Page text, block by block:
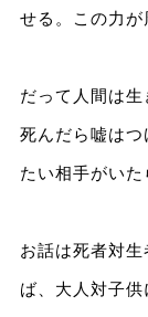
せる。この力が
だって人間は
死んだら嘘は
たい相手がいた
お話は死者対
ば、大人対子